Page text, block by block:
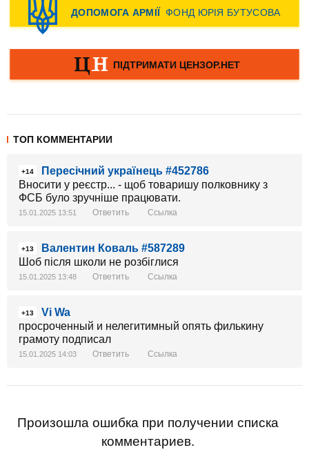
ТОП КОММЕНТАРИИ
+14
Пересічний українець #452786
Вносити у реєстр... - щоб товаришу полковнику з
ФСБ було зручніше працювати.
15.01.2025 13:51 Ответить Ссылка
+13
Валентин Коваль #587289
Шоб після школи не розбіглися
15.01.2025 13:48 Ответить Ссылка
+13
Vi Wa
просроченный и нелегитимный опять филькину
грамоту подписал
15.01.2025 14:03 Ответить Ссылка
Произошла ошибка при получении списка
комментариев.